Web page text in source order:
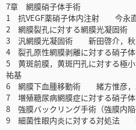
7章 網膜硝子体手術
1 抗VEGF薬硝子体内注射 今永
2 網膜裂孔に対する網膜光凝固
3 汎網膜光凝固術 新田啓介，秋
4 裂孔原性網膜剥離に対する硝
5 黄斑前膜，黄斑円孔に対する
祐基
6 網膜下血腫移動術 緒方惟彦，
7 増殖糖尿病網膜症に対する硝
8 強膜バックリング手術（強膜
9 細菌性眼内炎に対する対処法